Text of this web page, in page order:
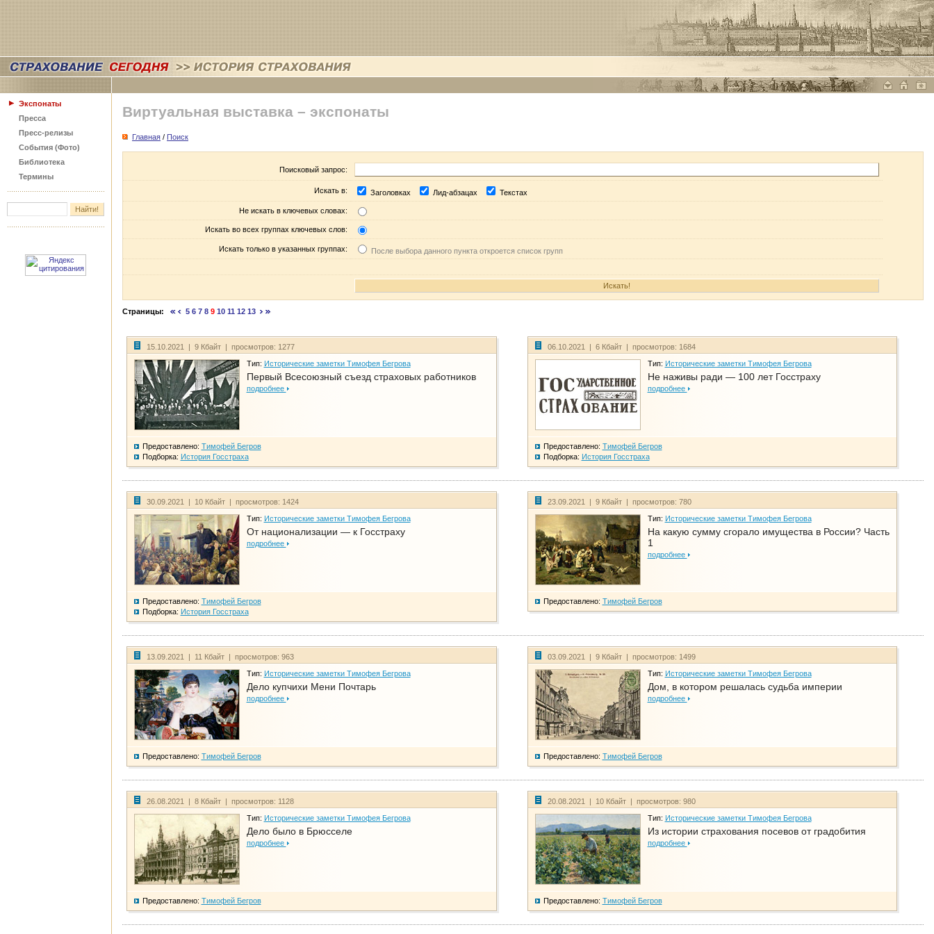
Экспонаты
Пресса
Пресс-релизы
События (Фото)
Библиотека
Термины
Виртуальная выставка – экспонаты
Главная / Поиск
Поисковый запрос:
Искать в: Заголовках Лид-абзацах Текстах
Не искать в ключевых словах:
Искать во всех группах ключевых слов:
Искать только в указанных группах: После выбора данного пункта откроется список групп
Страницы: 5 6 7 8 9 10 11 12 13
15.10.2021 | 9 Кбайт | просмотров: 1277
Тип: Исторические заметки Тимофея Бегрова
Первый Всесоюзный съезд страховых работников
подробнее
Предоставлено: Тимофей Бегров
Подборка: История Госстраха
06.10.2021 | 6 Кбайт | просмотров: 1684
Тип: Исторические заметки Тимофея Бегрова
Не наживы ради — 100 лет Госстраху
подробнее
Предоставлено: Тимофей Бегров
Подборка: История Госстраха
30.09.2021 | 10 Кбайт | просмотров: 1424
Тип: Исторические заметки Тимофея Бегрова
От национализации — к Госстраху
подробнее
Предоставлено: Тимофей Бегров
Подборка: История Госстраха
23.09.2021 | 9 Кбайт | просмотров: 780
Тип: Исторические заметки Тимофея Бегрова
На какую сумму сгорало имущества в России? Часть
1
подробнее
Предоставлено: Тимофей Бегров
13.09.2021 | 11 Кбайт | просмотров: 963
Тип: Исторические заметки Тимофея Бегрова
Дело купчихи Мени Почтарь
подробнее
Предоставлено: Тимофей Бегров
03.09.2021 | 9 Кбайт | просмотров: 1499
Тип: Исторические заметки Тимофея Бегрова
Дом, в котором решалась судьба империи
подробнее
Предоставлено: Тимофей Бегров
26.08.2021 | 8 Кбайт | просмотров: 1128
Тип: Исторические заметки Тимофея Бегрова
Дело было в Брюсселе
подробнее
Предоставлено: Тимофей Бегров
20.08.2021 | 10 Кбайт | просмотров: 980
Тип: Исторические заметки Тимофея Бегрова
Из истории страхования посевов от градобития
подробнее
Предоставлено: Тимофей Бегров